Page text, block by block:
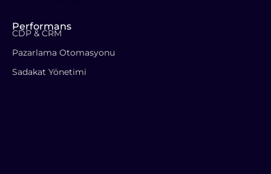
Performans
CDP & CRM
Pazarlama Otomasyonu
Sadakat Yönetimi